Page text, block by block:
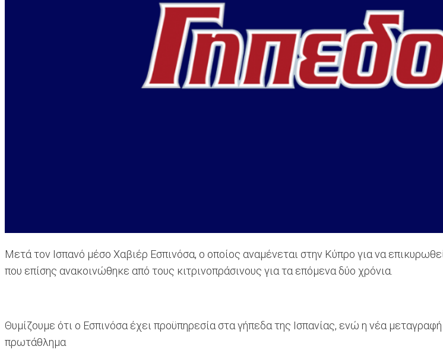
Μετά τον Ισπανό μέσο Χαβιέρ Εσπινόσα, ο οποίος αναμένεται στην Κύπρο για να
που επίσης ανακοινώθηκε από τους κιτρινοπράσινους για τα επόμενα δύο χρόνια.
Θυμίζουμε ότι ο Εσπινόσα έχει προϋπηρεσία στα γήπεδα της Ισπανίας, ενώ η νέα
πρωτάθλημα